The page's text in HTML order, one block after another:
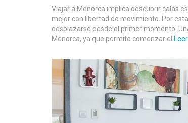
Viajar a Menorca implica descubrir calas
mejor con libertad de movimiento. Por
desplazarse desde el primer momento.
Menorca, ya que permite comenzar el